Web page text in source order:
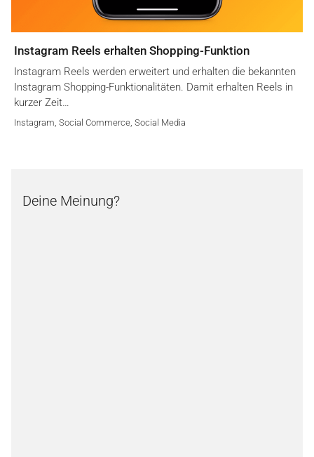
Instagram Reels erhalten Shopping-Funktion
Instagram Reels werden erweitert und erhalten die bekannten
Instagram Shopping-Funktionalitäten. Damit erhalten Reels in
kurzer Zeit…
Instagram, Social Commerce, Social Media
Deine Meinung?